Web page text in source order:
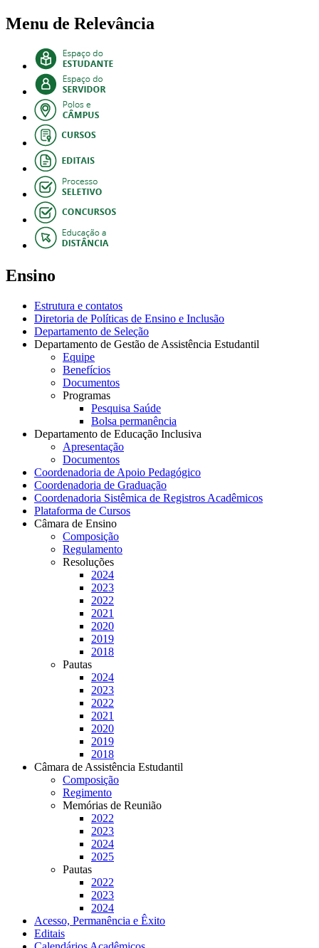
Menu de Relevância
Ensino
Estrutura e contatos
Diretoria de Políticas de Ensino e Inclusão
Departamento de Seleção
Departamento de Gestão de Assistência Estudantil
Equipe
Benefícios
Documentos
Programas
Pesquisa Saúde
Bolsa permanência
Departamento de Educação Inclusiva
Apresentação
Documentos
Coordenadoria de Apoio Pedagógico
Coordenadoria de Graduação
Coordenadoria Sistêmica de Registros Acadêmicos
Plataforma de Cursos
Câmara de Ensino
Composição
Regulamento
Resoluções
2024
2023
2022
2021
2020
2019
2018
Pautas
2024
2023
2022
2021
2020
2019
2018
Câmara de Assistência Estudantil
Composição
Regimento
Memórias de Reunião
2022
2023
2024
2025
Pautas
2022
2023
2024
Acesso, Permanência e Êxito
Editais